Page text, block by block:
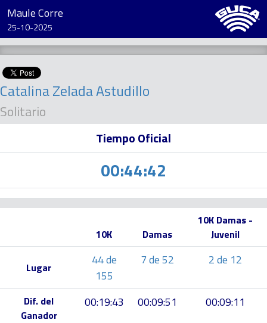
Maule Corre
25-10-2025
Catalina Zelada Astudillo
Solitario
Tiempo Oficial
00:44:42
10K Damas
10K Damas -
Juvenil
Lugar
44 de
155
7 de 52 2 de 12
Dif. del
Ganador
00:19:43 00:09:51 00:09:11